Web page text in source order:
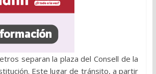
separan la plaza del Consell de la
Este lugar de tránsito, a partir